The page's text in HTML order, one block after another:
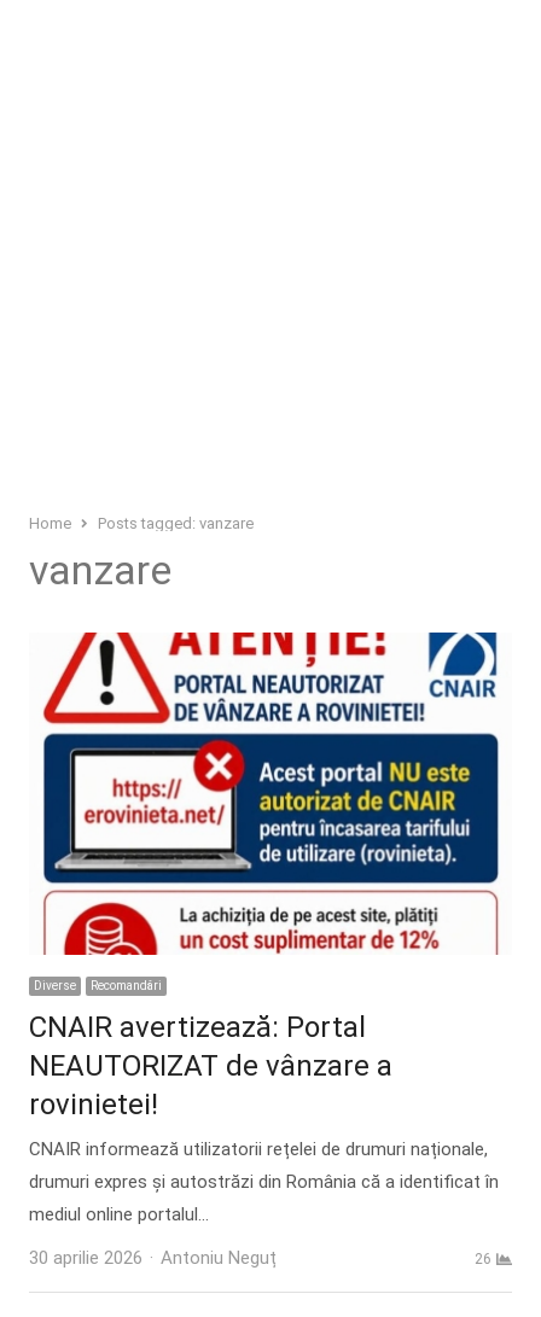
Home Posts tagged: vanzare
vanzare
Diverse Recomandări
CNAIR avertizează: Portal
NEAUTORIZAT de vânzare a
rovinietei!
CNAIR informează utilizatorii rețelei de drumuri naționale,
drumuri expres și autostrăzi din România că a identificat în
mediul online portalul…
30 aprilie 2026
Author
Antoniu Neguț 26